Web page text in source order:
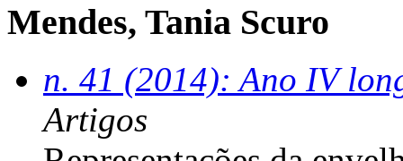
Mendes, Tania Scuro
n. 41 (2014): Ano IV
Artigos